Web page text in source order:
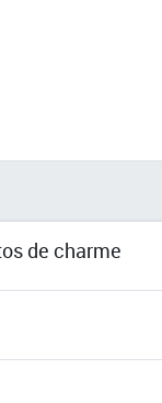
de charme